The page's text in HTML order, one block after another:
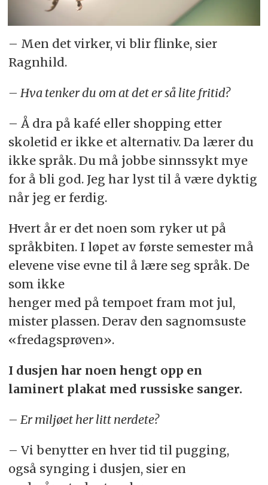
– Men det virker, vi blir flinke, sier
Ragnhild.
– Hva tenker du om at det er så lite fritid?
– Å dra på kafé eller shopping etter
skoletid er ikke et alternativ. Da lærer du
ikke språk. Du må jobbe sinnssykt mye
for å bli god. Jeg har lyst til å være dyktig
når jeg er ferdig.
Hvert år er det noen som ryker ut på
språkbiten. I løpet av første semester må
elevene vise evne til å lære seg språk. De
som ikke
henger med på tempoet fram mot jul,
mister plassen. Derav den sagnomsuste
«fredagsprøven».
I dusjen har noen hengt opp en
laminert plakat med russiske sanger.
– Er miljøet her litt nerdete?
– Vi benytter en hver tid til pugging,
også synging i dusjen, sier en